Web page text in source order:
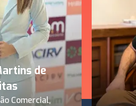
de
Comercial,